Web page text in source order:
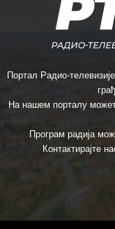
Портал Радио-
На нашем порталу
Програм радија
Контактирајте